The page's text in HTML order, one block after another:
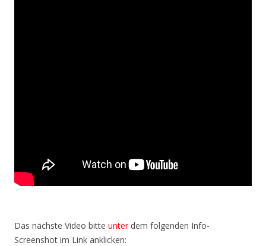
Das nächste Video bitte unterdem folgenden Info-
Screenshot im Link anklicken: